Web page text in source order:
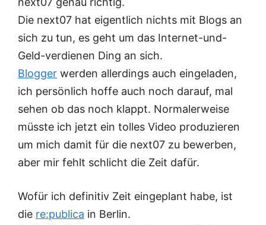
Die next07 hat eigentlich nichts mit Blogs an
sich zu tun, es geht um das Internet-und-
Geld-verdienen Ding an sich.
Blogger werden allerdings auch eingeladen,
ich persönlich hoffe auch noch darauf, mal
sehen ob das noch klappt. Normalerweise
müsste ich jetzt ein tolles Video produzieren
um mich damit für die next07 zu bewerben,
aber mir fehlt schlicht die Zeit dafür.
Wofür ich definitiv Zeit eingeplant habe, ist
die re:publica in Berlin.